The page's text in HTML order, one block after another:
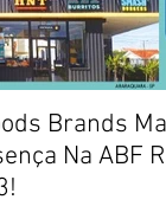
Brands
Na ABF